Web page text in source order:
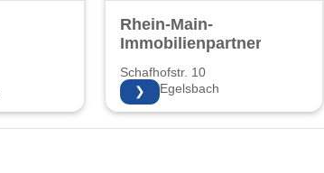
Rhein-Main-
Immobilienpartner
Schafhofstr. 10
63329 Egelsbach
❯